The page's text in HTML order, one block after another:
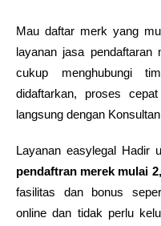
Mau daftar merk yang
layanan jasa
cukup menghubungi
didaftarkan, proses
langsung dengan
Layanan easylegal Hadir
pendaftran merek mulai
fasilitas dan bonus
online dan tidak perlu